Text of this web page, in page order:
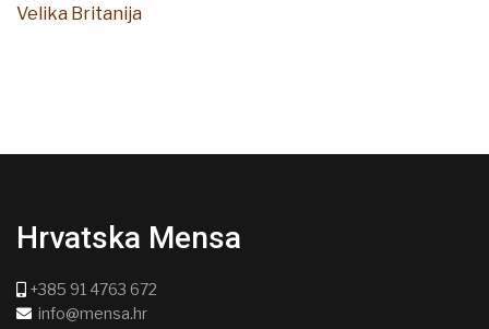
Velika Britanija
Hrvatska Mensa
+385 91 4763 672
info@mensa.hr